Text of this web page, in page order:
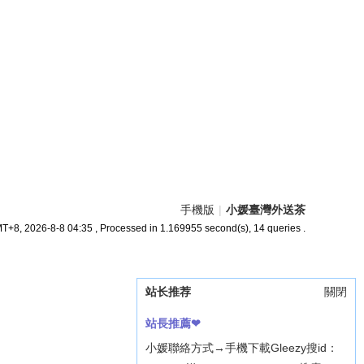
關閉
站长推荐
站長推薦❤
小媛聯絡方式→手機下載Gleezy搜id：
手機版 | 小媛臺灣外送茶
2026-8-8 04:35 , Processed in 1.169955 second(s), 14 queries .